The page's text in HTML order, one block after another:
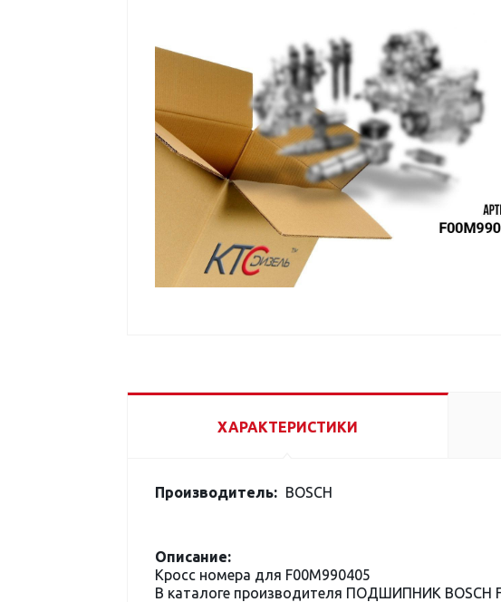
ХАРАКТЕРИСТИКИ
Производитель: BOSCH
Описание:
Кросс номера для F00M990405
В каталоге производителя ПОДШИПНИК